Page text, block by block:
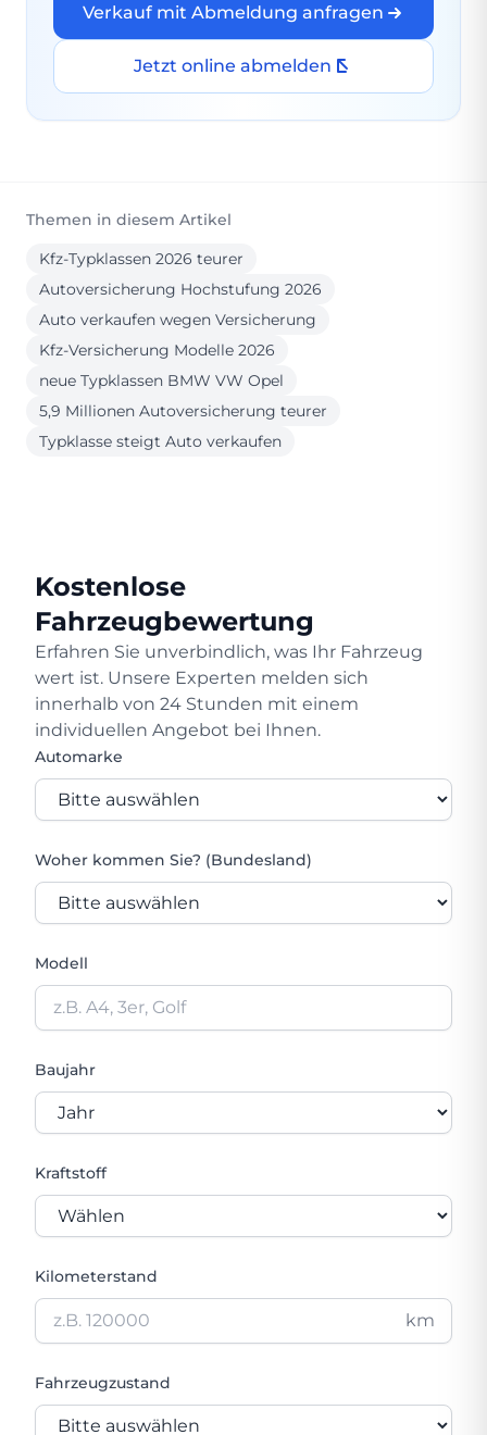
Verkauf mit Abmeldung anfragen
Jetzt online abmelden
Themen in diesem Artikel
Kfz-Typklassen 2026 teurer
Autoversicherung Hochstufung 2026
Auto verkaufen wegen Versicherung
Kfz-Versicherung Modelle 2026
neue Typklassen BMW VW Opel
5,9 Millionen Autoversicherung teurer
Typklasse steigt Auto verkaufen
Kostenlose
Fahrzeugbewertung
Erfahren Sie unverbindlich, was Ihr Fahrzeug
wert ist. Unsere Experten melden sich
innerhalb von 24 Stunden mit einem
individuellen Angebot bei Ihnen.
Automarke
Woher kommen Sie? (Bundesland)
Modell
Baujahr
Kraftstoff
Kilometerstand
km
Fahrzeugzustand